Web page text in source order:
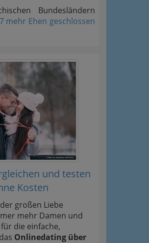
Bundesländern
mehr Ehen geschlossen
und testen
Kosten
großen Liebe
mehr Damen und
die einfache,
Onlinedating über